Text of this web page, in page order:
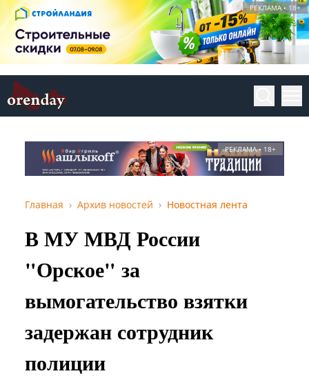
РЕКЛАМА • 18+
РЕКЛАМА • 18+
Главная Архив новостей Новостная лента
В МУ МВД России
"Орское" за
вымогательство взятки
задержан сотрудник
полиции